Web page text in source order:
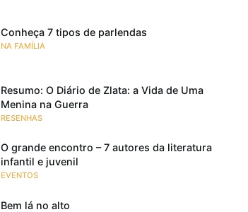
Conheça 7 tipos de parlendas
NA FAMÍLIA
Resumo: O Diário de Zlata: a Vida de Uma
Menina na Guerra
RESENHAS
O grande encontro – 7 autores da literatura
infantil e juvenil
EVENTOS
Bem lá no alto